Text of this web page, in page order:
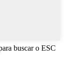
buscar o ESC